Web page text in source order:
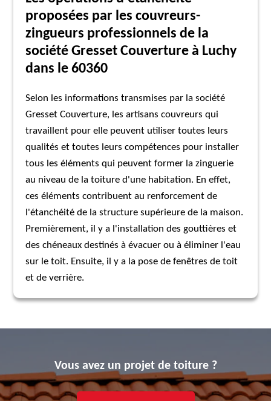
proposées par les couvreurs-
zingueurs professionnels de la
société Gresset Couverture à Luchy
dans le 60360
Selon les informations transmises par la société
Gresset Couverture, les artisans couvreurs qui
travaillent pour elle peuvent utiliser toutes leurs
qualités et toutes leurs compétences pour installer
tous les éléments qui peuvent former la zinguerie
au niveau de la toiture d'une habitation. En effet,
ces éléments contribuent au renforcement de
l'étanchéité de la structure supérieure de la maison.
Premièrement, il y a l'installation des gouttières et
des chéneaux destinés à évacuer ou à éliminer l'eau
sur le toit. Ensuite, il y a la pose de fenêtres de toit
et de verrière.
Vous avez un projet de toiture ?